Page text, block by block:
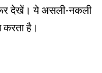
देखें। ये असली-नकली
करता है।